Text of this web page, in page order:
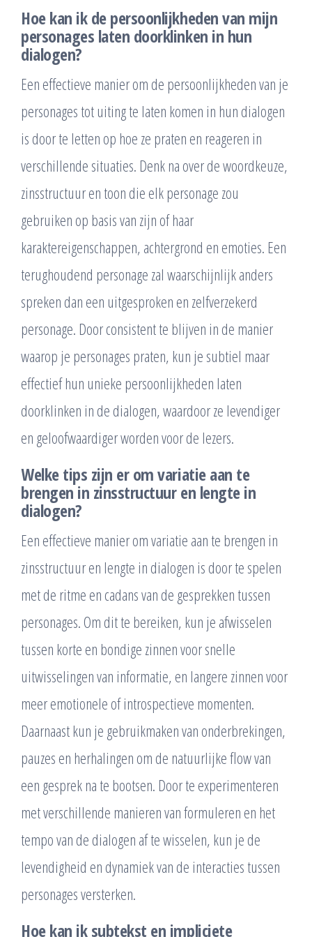
Hoe kan ik de persoonlijkheden van mijn
personages laten doorklinken in hun
dialogen?
Een effectieve manier om de persoonlijkheden van je
personages tot uiting te laten komen in hun dialogen
is door te letten op hoe ze praten en reageren in
verschillende situaties. Denk na over de woordkeuze,
zinsstructuur en toon die elk personage zou
gebruiken op basis van zijn of haar
karaktereigenschappen, achtergrond en emoties. Een
terughoudend personage zal waarschijnlijk anders
spreken dan een uitgesproken en zelfverzekerd
personage. Door consistent te blijven in de manier
waarop je personages praten, kun je subtiel maar
effectief hun unieke persoonlijkheden laten
doorklinken in de dialogen, waardoor ze levendiger
en geloofwaardiger worden voor de lezers.
Welke tips zijn er om variatie aan te
brengen in zinsstructuur en lengte in
dialogen?
Een effectieve manier om variatie aan te brengen in
zinsstructuur en lengte in dialogen is door te spelen
met de ritme en cadans van de gesprekken tussen
personages. Om dit te bereiken, kun je afwisselen
tussen korte en bondige zinnen voor snelle
uitwisselingen van informatie, en langere zinnen voor
meer emotionele of introspectieve momenten.
Daarnaast kun je gebruikmaken van onderbrekingen,
pauzes en herhalingen om de natuurlijke flow van
een gesprek na te bootsen. Door te experimenteren
met verschillende manieren van formuleren en het
tempo van de dialogen af te wisselen, kun je de
levendigheid en dynamiek van de interacties tussen
personages versterken.
Hoe kan ik subtekst en impliciete